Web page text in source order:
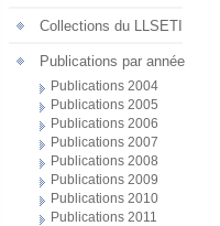
Collections du LLSETI
Publications par année
Publications 2004
Publications 2005
Publications 2006
Publications 2007
Publications 2008
Publications 2009
Publications 2010
Publications 2011